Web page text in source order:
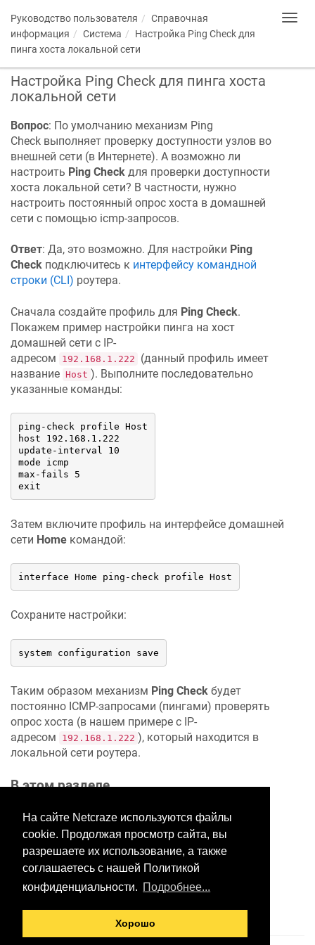
На сайте Netcraze используются файлы
cookie. Продолжая просмотр сайта, вы
разрешаете их использование, а также
соглашаетесь с нашей Политикой
конфиденциальности. Подробнее...
Хорошо
Руководство пользователя
Справочная
информация
Система
Настройка Ping Check для
пинга хоста локальной сети
Настройка Ping Check для пинга хоста
локальной сети
Вопрос: По умолчанию механизм Ping
Check выполняет проверку доступности узлов во
внешней сети (в Интернете). А возможно ли
настроить Ping Check для проверки доступности
хоста локальной сети? В частности, нужно
настроить постоянный опрос хоста в домашней
сети с помощью icmp-запросов.
Ответ: Да, это возможно. Для настройки Ping
Check подключитесь к интерфейсу командной
строки (CLI) роутера.
Cначала создайте профиль для Ping Check.
Покажем пример настройки пинга на хост
домашней сети с IP-
адресом
192.168.1.222
(данный профиль имеет
название Host ). Выполните последовательно
указанные команды:
ping-check profile Host
host 192.168.1.222
update-interval 10
mode icmp
max-fails 5
exit
Затем включите профиль на интерфейсе домашней
сети Home командой:
interface Home ping-check profile Host
Сохраните настройки:
system configuration save
Таким образом механизм Ping Check будет
постоянно ICMP-запросами (пингами) проверять
опрос хоста (в нашем примере с IP-
адресом
192.168.1.222 ), который находится в
локальной сети роутера.
В этом разделе
Хотите оставить отзыв?
Нажмите здесь, чтобы
предложить правки.